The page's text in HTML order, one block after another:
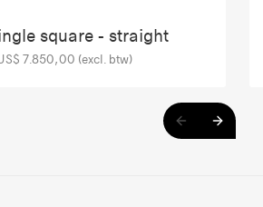
square - straight
7.850,00 (excl. btw)